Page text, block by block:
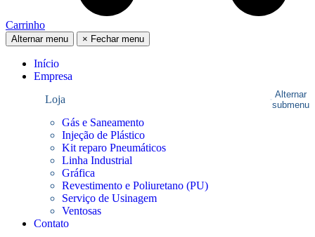
Carrinho
Alternar menu × Fechar menu
Início
Empresa
Loja
Alternar
submenu
Gás e Saneamento
Injeção de Plástico
Kit reparo Pneumáticos
Linha Industrial
Gráfica
Revestimento e Poliuretano (PU)
Serviço de Usinagem
Ventosas
Contato